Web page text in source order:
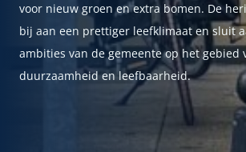
voor nieuw groen en extra bomen. De
bij aan een prettiger leefklimaat en sluit
ambities van de gemeente op het gebied
duurzaamheid en leefbaarheid.